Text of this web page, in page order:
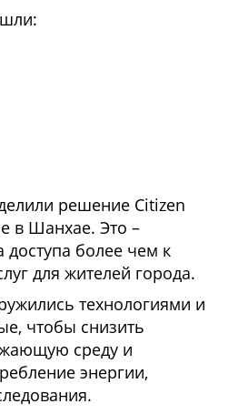
решение Citizen
в Шанхае. Это –
доступа более чем к
для жителей города.
технологиями и
чтобы снизить
среду и
энергии,